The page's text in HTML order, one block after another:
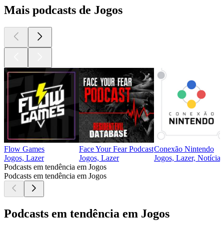
Mais podcasts de Jogos
Flow Games
Jogos, Lazer
Face Your Fear Podcast
Jogos, Lazer
Conexão Nintendo
Jogos, Lazer, Notícias
Podcasts em tendência em Jogos
Podcasts em tendência em Jogos
Podcasts em tendência em Jogos